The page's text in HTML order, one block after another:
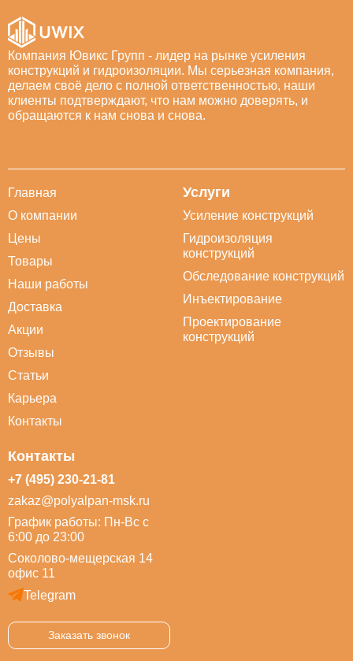
Компания Ювикс Групп - лидер на рынке усиления
конструкций и гидроизоляции. Мы серьезная компания,
делаем своё дело с полной ответственностью, наши
клиенты подтверждают, что нам можно доверять, и
обращаются к нам снова и снова.
Главная
О компании
Цены
Товары
Наши работы
Доставка
Акции
Отзывы
Статьи
Карьера
Контакты
Услуги
Усиление конструкций
Гидроизоляция
конструкций
Обследование конструкций
Инъектирование
Проектирование
конструкций
Контакты
+7 (495) 230-21-81
zakaz@polyalpan-msk.ru
График работы: Пн-Вс с
6:00 до 23:00
Соколово-мещерская 14
офис 11
Telegram
Заказать звонок